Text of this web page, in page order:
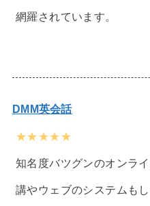
網羅されています。
DMM英会話
★★★★★
知名度バツグンのオンラ
講やウェブのシステムも